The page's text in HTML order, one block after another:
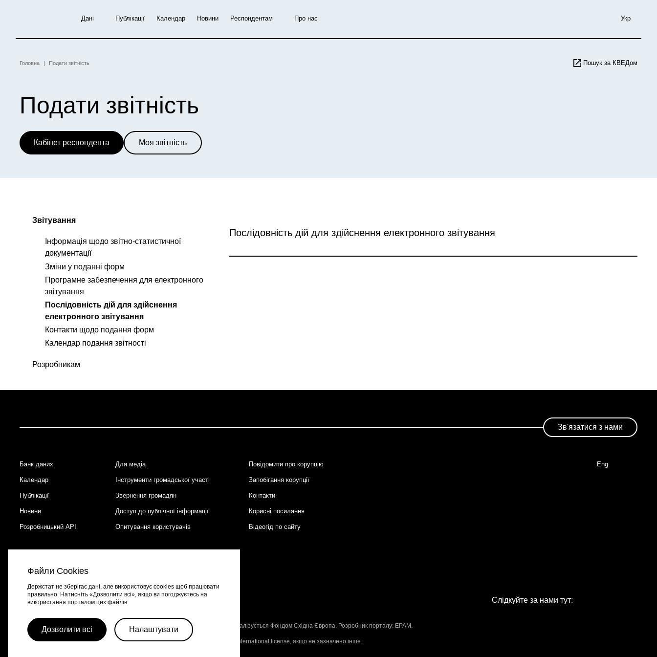
Дані Публікації Календар Новини Респондентам Про нас Укр
Рядок
Головна Подати звітність Пошук за КВЕДом
Подати звітність
Кабінет респондента Моя звітність
Звітування
Інформація щодо звітно-статистичної
документації
Зміни у поданні форм
Програмне забезпечення для електронного
звітування
Послідовність дій для здійснення
електронного звітування
Контакти щодо подання форм
Календар подання звітності
Розробникам
Послідовність дій для здійснення електронного звітування
Зв'язатися з нами
Footer
Банк даних Для медіа Повідомити про корупцію
Календар Інструменти громадської участі Запобігання корупції
Публікації Звернення громадян Контакти
Новини Доступ до публічної інформації Корисні посилання
Розробницький API Опитування користувачів Відеогід по сайту
Eng
Портал створено за підтримки швейцарсько-української програми , що реалізується Фондом Східна Європа. Розробник порталу: EPAM .
© 2026 Весь контент доступний за ліцензієюCreative Commons Attribution 4.0 International license, якщо не зазначено інше.
Слідкуйте за нами тут:
Файли Cookies
Держстат не зберігає дані, але використовує cookies щоб працювати
правильно. Натисніть «Дозволити всі», якщо ви погоджуєтесь на
використання порталом цих файлів.
Дозволити всі Налаштувати